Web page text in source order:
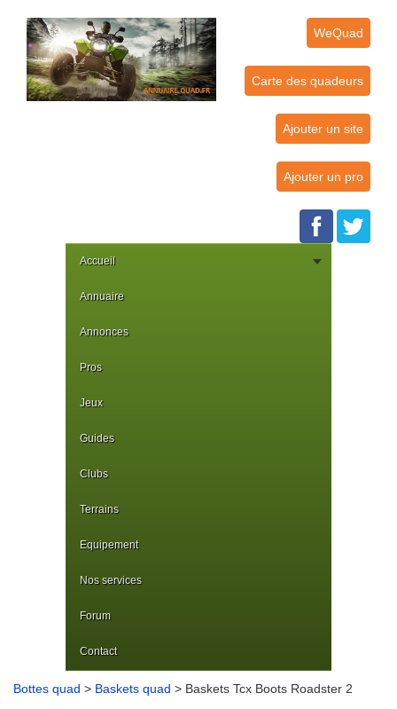
WeQuad
Carte des quadeurs
Ajouter un site
Ajouter un pro
Accueil
Annuaire
Annonces
Pros
Jeux
Guides
Clubs
Terrains
Equipement
Nos services
Forum
Contact
Bottes quad > Baskets quad > Baskets Tcx Boots Roadster 2